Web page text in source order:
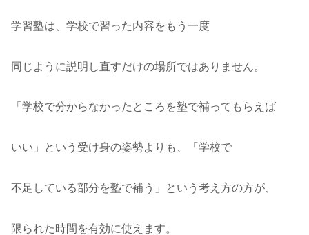
学習塾は、学校で習った内容をもう一度
同じように説明し直すだけの場所ではありません。
「学校で分からなかったところを塾で補ってもらえば
いい」という受け身の姿勢よりも、「学校で
不足している部分を塾で補う」という考え方の方が、
限られた時間を有効に使えます。